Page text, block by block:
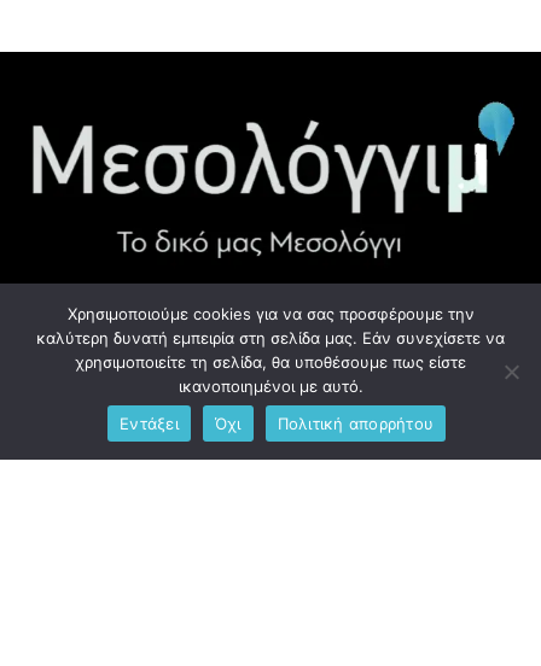
ΧΡΉΣΙΜΑ LINK
Προσωπικά Δεδομένα - GDPR
Ανδρέου Λόντου 1, Μεσολόγγι 302 00
Χρησιμοποιούμε cookies για να σας προσφέρουμε την
καλύτερη δυνατή εμπειρία στη σελίδα μας. Εάν συνεχίσετε να
χρησιμοποιείτε τη σελίδα, θα υποθέσουμε πως είστε
ικανοποιημένοι με αυτό.
Εντάξει
Όχι Πολιτική απορρήτου